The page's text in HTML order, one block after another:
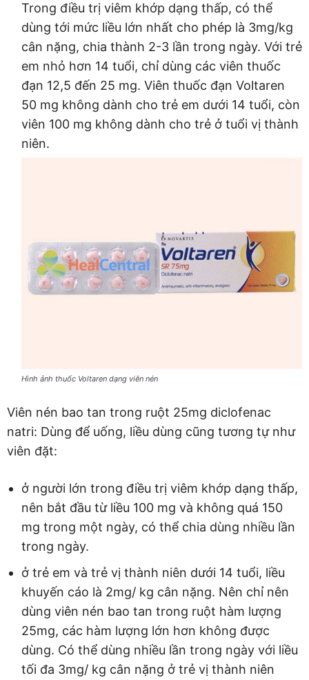
Trong điều trị viêm khớp dạng thấp, có thể
dùng tới mức liều lớn nhất cho phép là 3mg/kg
cân nặng, chia thành 2-3 lần trong ngày. Với trẻ
em nhỏ hơn 14 tuổi, chỉ dùng các viên thuốc
đạn 12,5 đến 25 mg. Viên thuốc đạn Voltaren
50 mg không dành cho trẻ em dưới 14 tuổi, còn
viên 100 mg không dành cho trẻ ở tuổi vị thành
niên.
Hình ảnh thuốc Voltaren dạng viên nén
Viên nén bao tan trong ruột 25mg diclofenac
natri: Dùng để uống, liều dùng cũng tương tự như
viên đặt:
ở người lớn trong điều trị viêm khớp dạng thấp,
nên bắt đầu từ liều 100 mg và không quá 150
mg trong một ngày, có thể chia dùng nhiều lần
trong ngày.
ở trẻ em và trẻ vị thành niên dưới 14 tuổi, liều
khuyến cáo là 2mg/ kg cân nặng. Nên chỉ nên
dùng viên nén bao tan trong ruột hàm lượng
25mg, các hàm lượng lớn hơn không được
dùng. Có thể dùng nhiều lần trong ngày với liều
tối đa 3mg/ kg cân nặng ở trẻ vị thành niên